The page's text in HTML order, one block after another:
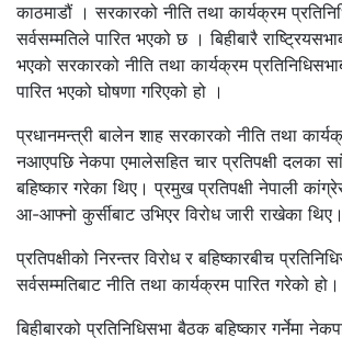
काठमाडौं । सरकारको नीति तथा कार्यक्रम
सर्वसम्मतिले पारित भएको छ । बिहीबारै
भएको सरकारको नीति तथा कार्यक्रम
पारित भएको घोषणा गरिएको हो ।
प्रधानमन्त्री बालेन शाह सरकारको नीति तथा
नआएपछि नेकपा एमालेसहित चार प्रतिपक्षी
बहिष्कार गरेका थिए। प्रमुख प्रतिपक्षी नेपाली
आ-आफ्नो कुर्सीबाट उभिएर विरोध जारी राखेका थिए।
प्रतिपक्षीको निरन्तर विरोध र बहिष्कारबीच
सर्वसम्मतिबाट नीति तथा कार्यक्रम पारित गरेको हो।
बिहीबारको प्रतिनिधिसभा बैठक बहिष्कार गर्नेमा